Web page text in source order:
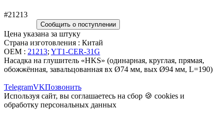
#21213
Сообщить о поступлении
Цена указана за штуку
Страна изготовления : Китай
OEM : 21213; YT1-CER-31G
Насадка на глушитель «HKS» (одинарная, круглая, прямая,
обожжённая, завальцованная вх Ø74 мм, вых Ø94 мм, L=190)
TelegramVKПозвонить
Используя сайт, вы соглашаетесь на сбор 🍪 cookies и
обработку персональных данных